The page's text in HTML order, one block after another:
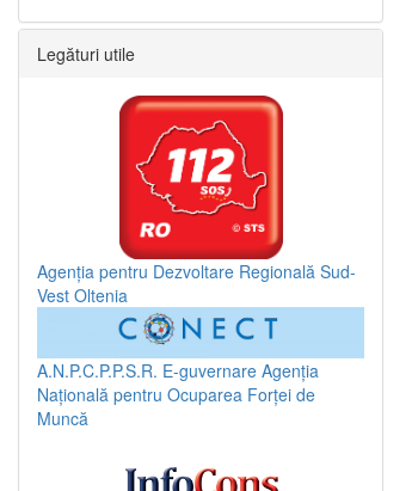
Legături utile
Agenția pentru Dezvoltare Regională Sud-
Vest Oltenia
A.N.P.C.P.P.S.R. E-guvernare Agenția
Națională pentru Ocuparea Forței de
Muncă